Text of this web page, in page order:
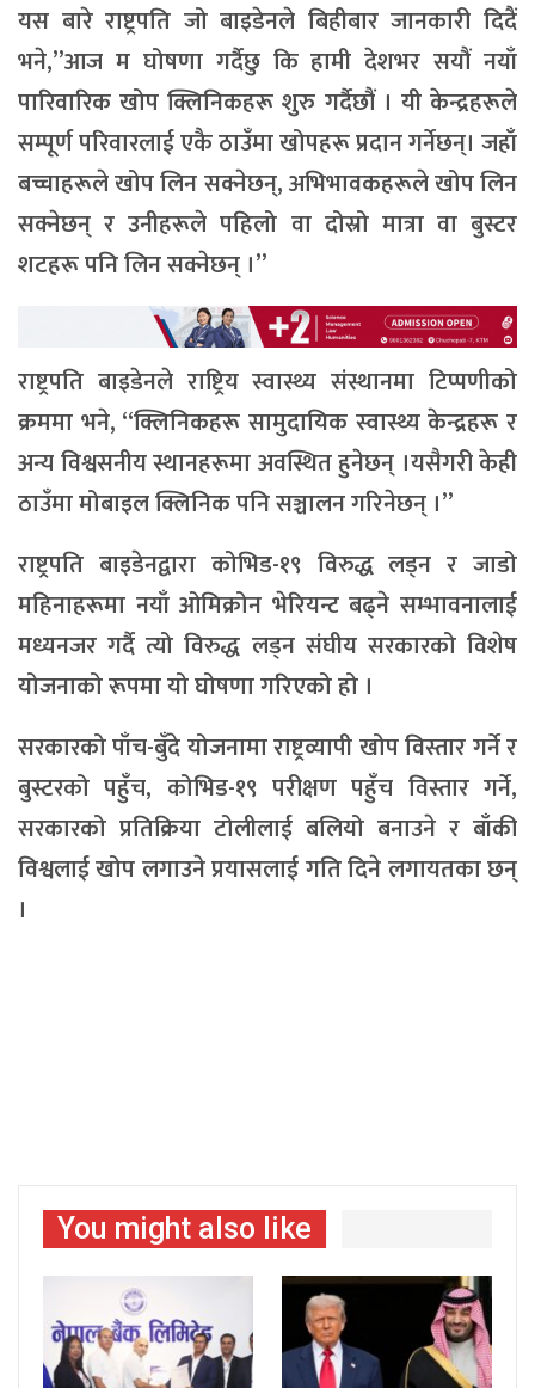
यस बारे राष्ट्रपति जो बाइडेनले बिहीबार जानकारी दिदैं
भने,”आज म घोषणा गर्दैछु कि हामी देशभर सयौं नयाँ
पारिवारिक खोप क्लिनिकहरू शुरु गर्दैछौं । यी केन्द्रहरूले
सम्पूर्ण परिवारलाई एकै ठाउँमा खोपहरू प्रदान गर्नेछन्। जहाँ
बच्चाहरूले खोप लिन सक्नेछन्, अभिभावकहरूले खोप लिन
सक्नेछन् र उनीहरूले पहिलो वा दोस्रो मात्रा वा बुस्टर
शटहरू पनि लिन सक्नेछन् ।”
राष्ट्रपति बाइडेनले राष्ट्रिय स्वास्थ्य संस्थानमा टिप्पणीको
क्रममा भने, “क्लिनिकहरू सामुदायिक स्वास्थ्य केन्द्रहरू र
अन्य विश्वसनीय स्थानहरूमा अवस्थित हुनेछन् ।यसैगरी केही
ठाउँमा मोबाइल क्लिनिक पनि सञ्चालन गरिनेछन् ।”
राष्ट्रपति बाइडेनद्वारा कोभिड-१९ विरुद्ध लड्न र जाडो
महिनाहरूमा नयाँ ओमिक्रोन भेरियन्ट बढ्ने सम्भावनालाई
मध्यनजर गर्दै त्यो विरुद्ध लड्न संघीय सरकारको विशेष
योजनाको रूपमा यो घोषणा गरिएको हो ।
सरकारको पाँच-बुँदे योजनामा राष्ट्रव्यापी खोप विस्तार गर्ने र
बुस्टरको पहुँच, कोभिड-१९ परीक्षण पहुँच विस्तार गर्ने,
सरकारको प्रतिक्रिया टोलीलाई बलियो बनाउने र बाँकी
विश्वलाई खोप लगाउने प्रयासलाई गति दिने लगायतका छन्
।
You might also like